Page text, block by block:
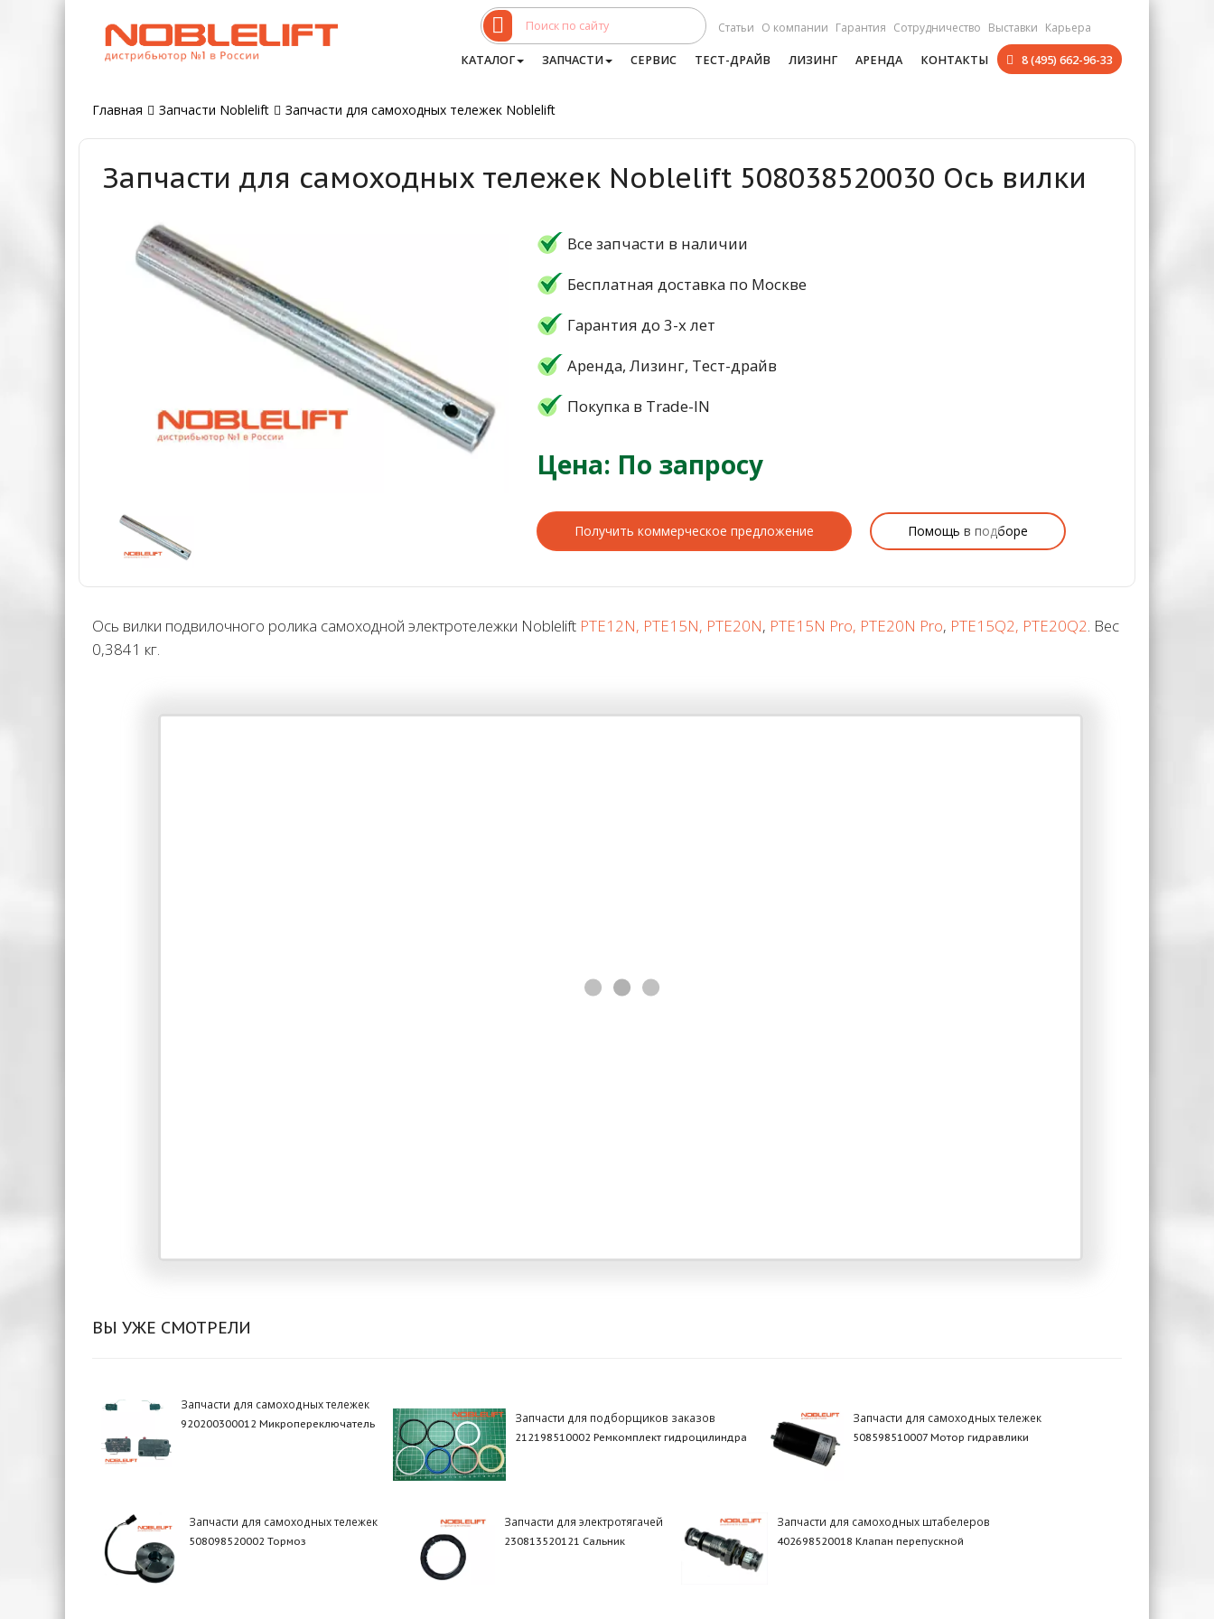
Статьи О компании Гарантия Сотрудничество Выставки Карьера
КАТАЛОГ ЗАПЧАСТИ СЕРВИС ТЕСТ-ДРАЙВ ЛИЗИНГ АРЕНДА КОНТАКТЫ 8 (495) 662-96-33
Главная Запчасти Noblelift Запчасти для самоходных тележек Noblelift
Запчасти для самоходных тележек Noblelift 508038520030 Ось вилки
Все запчасти в наличии
Бесплатная доставка по Москве
Гарантия до 3-х лет
Аренда, Лизинг, Тест-драйв
Покупка в Trade-IN
Цена: По запросу
Получить коммерческое предложение Помощь в подборе
Ось вилки подвилочного ролика самоходной электротележки Noblelift PTE12N, PTE15N, PTE20N, PTE15N Pro, PTE20N Pro, PTE15Q2, PTE20Q2. Вес
0,3841 кг.
ВЫ УЖЕ СМОТРЕЛИ
Запчасти для самоходных тележек
920200300012 Микропереключатель Запчасти для подборщиков заказов
212198510002 Ремкомплект гидроцилиндра
Запчасти для самоходных тележек
508598510007 Мотор гидравлики
Запчасти для самоходных тележек
508098520002 Тормоз
Запчасти для электротягачей
230813520121 Сальник
Запчасти для самоходных штабелеров
402698520018 Клапан перепускной